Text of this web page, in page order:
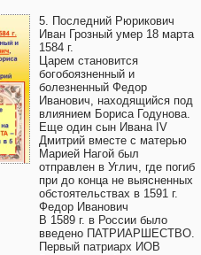
5. Последний Рюрикович
Иван Грозный умер 18 марта
1584 г.
Царем становится
богобоязненный и
болезненный Федор
Иванович, находящийся под
влиянием Бориса Годунова.
Еще один сын Ивана IV
Дмитрий вместе с матерью
Марией Нагой был
отправлен в Углич, где погиб
при до конца не выясненных
обстоятельствах в 1591 г.
Федор Иванович
В 1589 г. в России было
введено ПАТРИАРШЕСТВО.
Первый патриарх ИОВ